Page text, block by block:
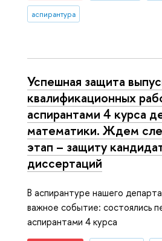
аспирантура
Успешная защита
квалификационных
аспирантами 4 курса
математики. Ждем
этап – защиту
диссертаций
В аспирантуре нашего
важное событие: состоялись
аспирантами 4 курса